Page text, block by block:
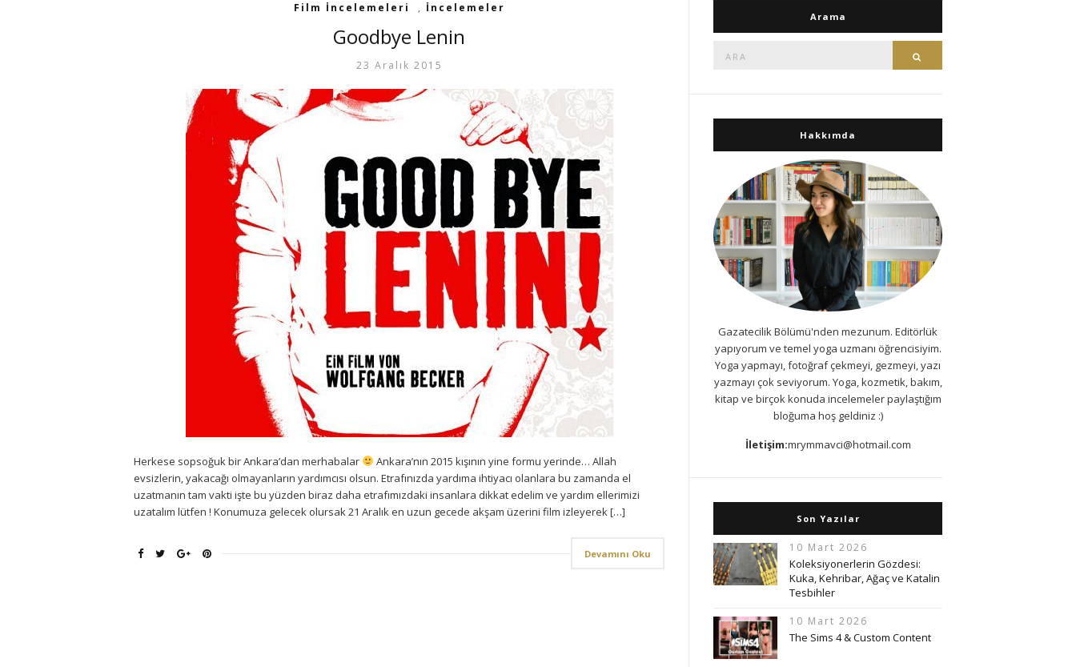
Film İncelemeleri , İncelemeler
Goodbye Lenin
23 Aralık 2015
Herkese sopsoğuk bir Ankara’dan merhabalar
Ankara’nın 2015 kışının yine formu yerinde… Allah
evsizlerin, yakacağı olmayanların yardımcısı olsun. Etrafınızda yardıma ihtiyacı olanlara bu zamanda el
uzatmanın tam vakti işte bu yüzden biraz daha etrafımızdaki insanlara dikkat edelim ve yardım ellerimizi
uzatalım lütfen ! Konumuza gelecek olursak 21 Aralık en uzun gecede akşam üzerini film izleyerek […]
Devamını Oku
Arama
Hakkımda
Gazatecilik Bölümü'nden mezunum. Editörlük
yapıyorum ve temel yoga uzmanı öğrencisiyim.
Yoga yapmayı, fotoğraf çekmeyi, gezmeyi, yazı
yazmayı çok seviyorum. Yoga, kozmetik, bakım,
kitap ve birçok konuda incelemeler paylaştığım
bloğuma hoş geldiniz :)
İletişim:mrymmavci@hotmail.com
Son Yazılar
10 Mart 2026
Koleksiyonerlerin Gözdesi:
Kuka, Kehribar, Ağaç ve Katalin
Tesbihler
10 Mart 2026
The Sims 4 & Custom Content